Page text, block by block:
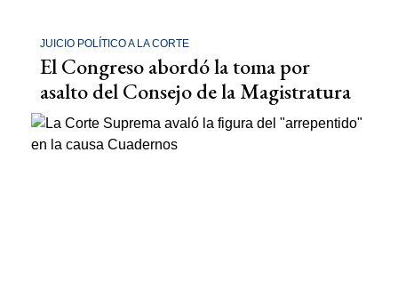
JUICIO POLÍTICO A LA CORTE
El Congreso abordó la toma por
asalto del Consejo de la Magistratura